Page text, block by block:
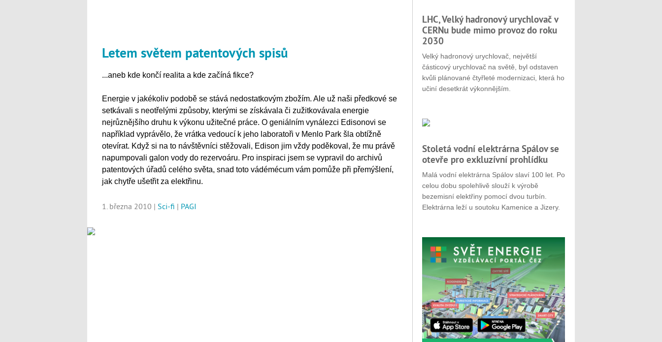
Letem světem patentových spisů
...aneb kde končí realita a kde začíná fikce?
Energie v jakékoliv podobě se stává nedostatkovým zbožím. Ale už naši předkové se
setkávali s neotřelými způsoby, kterými se získávala či zužitkovávala energie
nejrůznějšího druhu k výkonu užitečné práce. O geniálním vynálezci Edisonovi se
například vyprávělo, že vrátka vedoucí k jeho laboratoři v Menlo Park šla obtížně
otevírat. Když si na to návštěvníci stěžovali, Edison jim vždy poděkoval, že mu právě
napumpovali galon vody do rezervoáru. Pro inspiraci jsem se vypravil do archivů
patentových úřadů celého světa, snad toto vádémécum vám pomůže při přemýšlení,
jak chytře ušetřit za elektřinu.
1. března 2010 | Sci-fi | PAGI
LHC, Velký hadronový urychlovač v
CERNu bude mimo provoz do roku
2030
Velký hadronový urychlovač, největší
částicový urychlovač na světě, byl odstaven
kvůli plánované čtyřleté modernizaci, která ho
učiní desetkrát výkonnějším.
Stoletá vodní elektrárna Spálov se
otevře pro exkluzívní prohlídku
Malá vodní elektrárna Spálov slaví 100 let. Po
celou dobu spolehlivě slouží k výrobě
bezemisní elektřiny pomocí dvou turbín.
Elektrárna leží u soutoku Kamenice a Jizery.